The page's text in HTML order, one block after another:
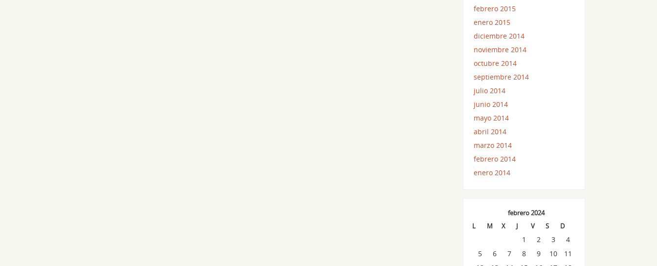
febrero 2015
enero 2015
diciembre 2014
noviembre 2014
octubre 2014
septiembre 2014
julio 2014
junio 2014
mayo 2014
abril 2014
marzo 2014
febrero 2014
enero 2014
febrero 2024
L
M X J V S D
1 2 3
4
5
6 7 8 9 10
11